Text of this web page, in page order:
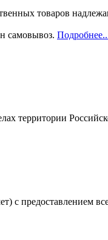
товаров
самовывоз.
территории
с предоставлением